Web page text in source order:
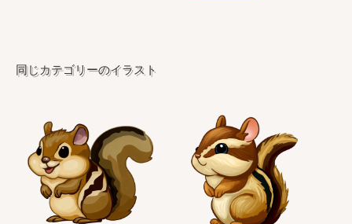
同じカテゴリーのイラスト